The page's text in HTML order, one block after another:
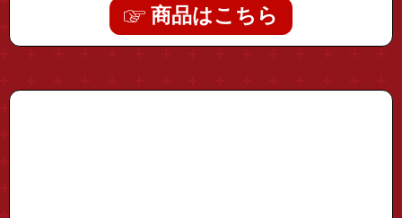
商品はこちら
"hdmi-switch01"